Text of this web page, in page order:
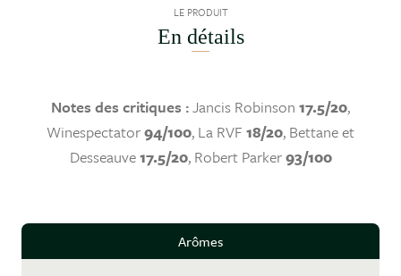
LE PRODUIT
En détails
Notes des critiques :Jancis Robinson 17.5/20,
Winespectator94/100, La RVF 18/20, Bettane et
Desseauve17.5/20, Robert Parker93/100
Arômes